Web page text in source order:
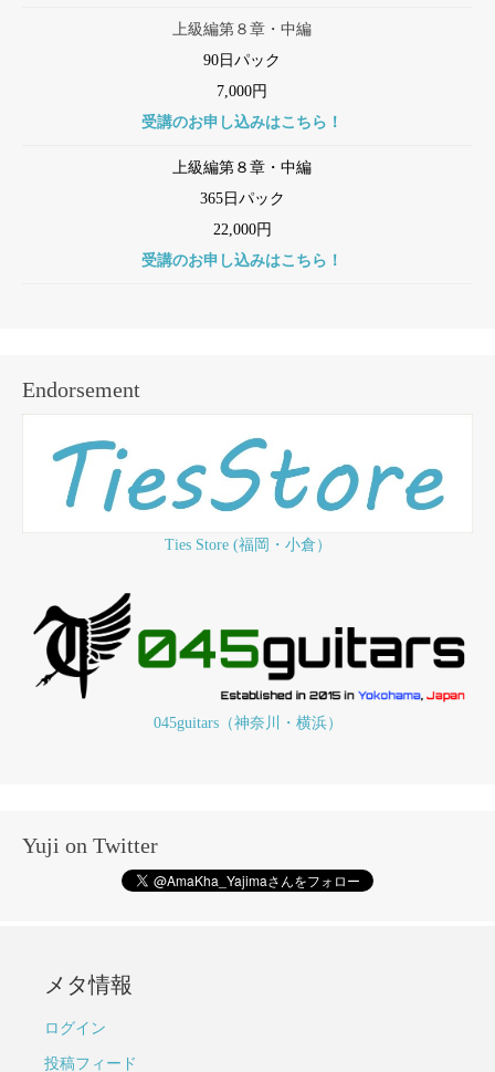
上級編第８章・中編
90日パック
7,000円
受講のお申し込みはこちら！
上級編第８章・中編
365日パック
22,000円
受講のお申し込みはこちら！
Endorsement
Ties Store (福岡・小倉）
045guitars（神奈川・横浜）
Yuji on Twitter
メタ情報
ログイン
投稿フィード